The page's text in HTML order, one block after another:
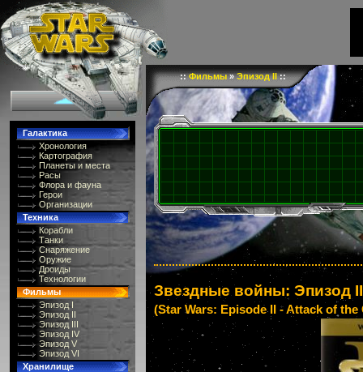
Галактика
Хронология
Картография
Планеты и места
Расы
Флора и фауна
Герои
Организации
Техника
Корабли
Танки
Снаряжение
Оружие
Дроиды
Технологии
Фильмы
Эпизод I
Эпизод II
Эпизод III
Эпизод IV
Эпизод V
Эпизод VI
Хранилище
::Фильмы»Эпизод II::
Звездные войны: Эпизод
(Star Wars: Episode II - Attack of the